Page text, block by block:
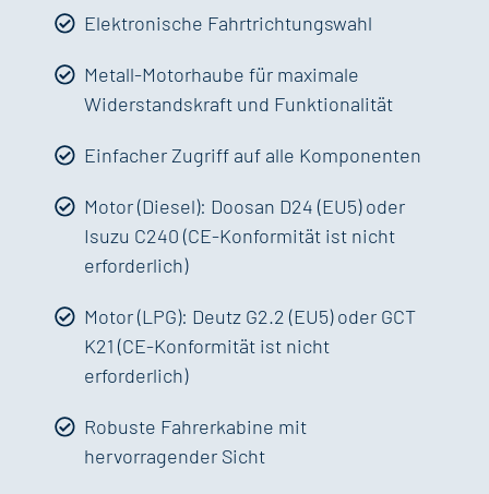
Elektronische Fahrtrichtungswahl
Metall-Motorhaube für maximale
Widerstandskraft und Funktionalität
Einfacher Zugriff auf alle Komponenten
Motor (Diesel): Doosan D24 (EU5) oder
Isuzu C240 (CE-Konformität ist nicht
erforderlich)
Motor (LPG): Deutz G2.2 (EU5) oder GCT
K21 (CE-Konformität ist nicht
erforderlich)
Robuste Fahrerkabine mit
hervorragender Sicht